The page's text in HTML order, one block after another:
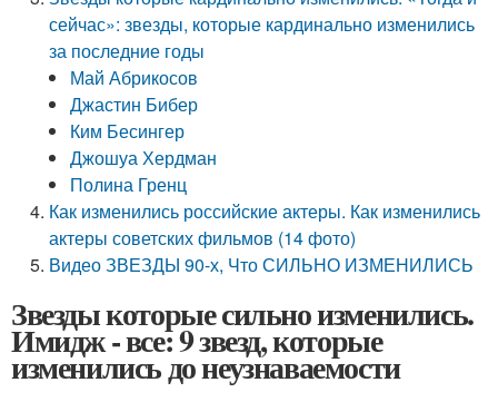
сейчас»: звезды, которые кардинально изменились
за последние годы
Май Абрикосов
Джастин Бибер
Ким Бесингер
Джошуа Хердман
Полина Гренц
Как изменились российские актеры. Как изменились
актеры советских фильмов (14 фото)
Видео ЗВЕЗДЫ 90-х, Что СИЛЬНО ИЗМЕНИЛИСЬ
Звезды которые сильно изменились.
Имидж - все: 9 звезд, которые
изменились до неузнаваемости